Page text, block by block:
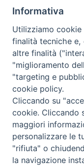
Contatti
Piazza del
Informativa privacy
Seguici su
Informativa
Utilizziamo
finalità tecniche e,
altre finalità
"miglioramento
"targeting e
cookie policy.
Cliccando su
cookie. Cliccando
maggiori
personalizzare le
"rifiuta" o
la navigazione